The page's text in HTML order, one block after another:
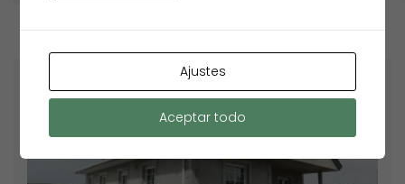
Destacados Venta
Ajustes
Aceptar todo